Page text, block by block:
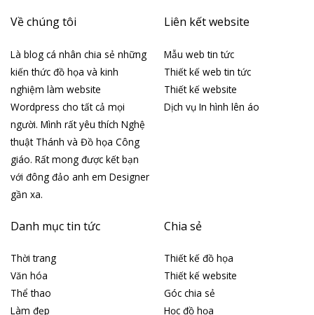
Về chúng tôi
Là blog cá nhân chia sẻ những
kiến thức đồ họa và kinh
nghiệm làm website
Wordpress cho tất cả mọi
người. Mình rất yêu thích Nghệ
thuật Thánh và Đồ họa Công
giáo. Rất mong được kết bạn
với đông đảo anh em Designer
gần xa.
Liên kết website
Mẫu web tin tức
Thiết kế web tin tức
Thiết kế website
Dịch vụ In hình lên áo
Danh mục tin tức
Thời trang
Văn hóa
Thể thao
Làm đẹp
Chia sẻ
Thiết kế đồ họa
Thiết kế website
Góc chia sẻ
Học đồ họa